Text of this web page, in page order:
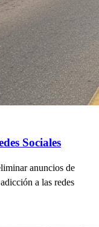
Sociales
anuncios de
a las redes